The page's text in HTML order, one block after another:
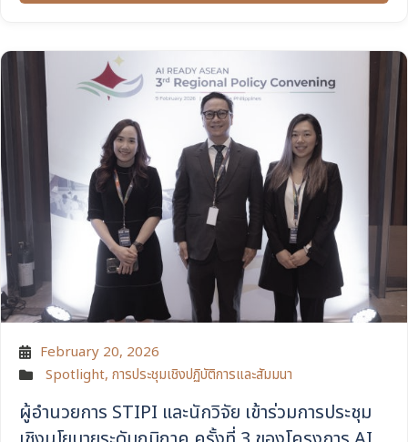
February 20, 2026
Spotlight, การประชุมเชิงปฏิบัติการและสัมมนา
ผู้อำนวยการ STIPI และนักวิจัย เข้าร่วมการประชุม